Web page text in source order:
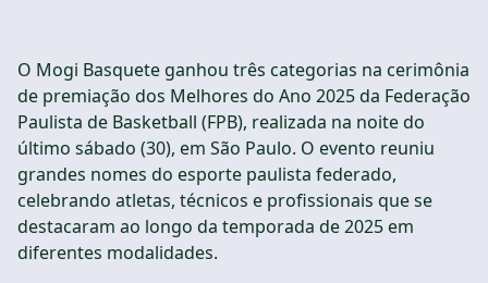
O Mogi Basquete ganhou três categorias na cerimônia
de premiação dos Melhores do Ano 2025 da Federação
Paulista de Basketball (FPB), realizada na noite do
último sábado (30), em São Paulo. O evento reuniu
grandes nomes do esporte paulista federado,
celebrando atletas, técnicos e profissionais que se
destacaram ao longo da temporada de 2025 em
diferentes modalidades.